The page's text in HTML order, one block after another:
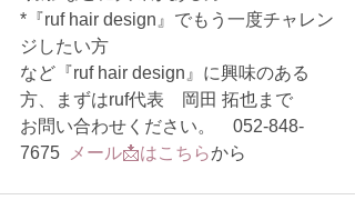
*『ruf hair design』でもう一度チャレン
ジしたい方
など『ruf hair design』に興味のある
方、まずはruf代表　岡田 拓也まで
お問い合わせください。　052-848-
7675
メール📩はこちらから